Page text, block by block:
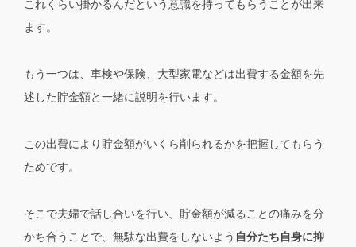
これくらい掛かるんだという意識を持ってもらうことが出来
ます。
もう一つは、車検や保険、大型家電などは出費する金額を先
述した貯金額と一緒に説明を行います。
この出費により貯金額がいくら削られるかを把握してもらう
ためです。
そこで夫婦で話し合いを行い、貯金額が減ることの痛みを分
かち合うことで、無駄な出費をしないよう 自分たち自身に抑